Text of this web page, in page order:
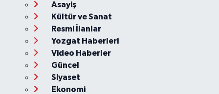
Asayiş
Kültür ve Sanat
Resmi İlanlar
Yozgat Haberleri
Video Haberler
Güncel
Siyaset
Ekonomi